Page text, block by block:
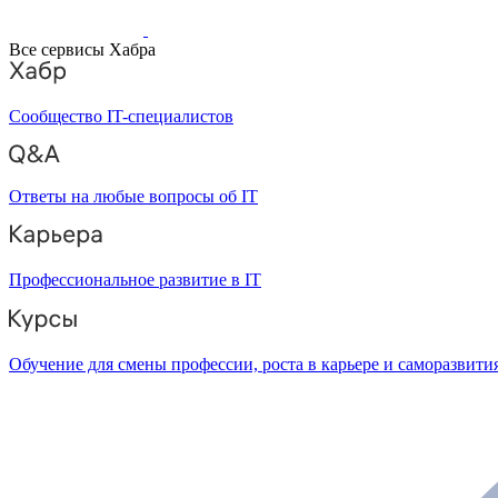
Все сервисы Хабра
Сообщество IT-специалистов
Ответы на любые вопросы об IT
Профессиональное развитие в IT
Обучение для смены профессии, роста в карьере и